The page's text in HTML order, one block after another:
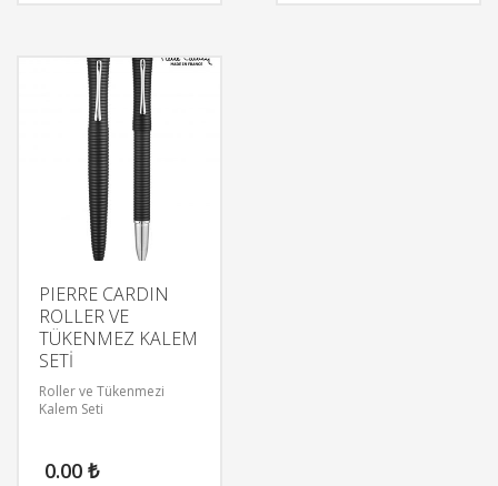
PIERRE CARDIN
ROLLER VE
TÜKENMEZ KALEM
SETİ
Roller ve Tükenmezi
Kalem Seti
0.00 ₺